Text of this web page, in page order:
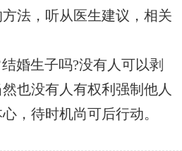
法，听从医生建议，相关
婚生子吗?没有人可以剥
也没有人有权利强制他人
，待时机尚可后行动。